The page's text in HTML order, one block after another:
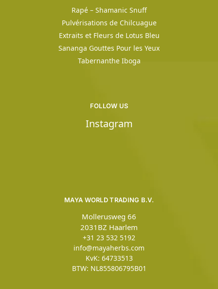
Rapé – Shamanic Snuff
Pulvérisations de Chilcuague
Extraits et Fleurs de Lotus Bleu
Sananga Gouttes Pour les Yeux
Tabernanthe Iboga
MAYA WORLD TRADING B.V.
Mollerusweg 66
2031BZ Haarlem
+31 23 532 5192
info@mayaherbs.com
KvK: 64733513
BTW: NL855806795B01
FOLLOW US
Instagram